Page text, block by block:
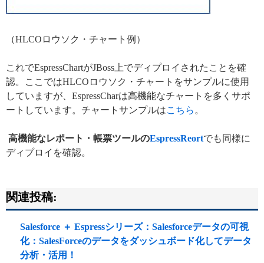
（HLCOロウソク・チャート例）
これでEspressChartがJBoss上でディプロイされたことを確
認。ここではHLCOロウソク・チャートをサンプルに使用
していますが、EspressCharは高機能なチャートを多くサポ
ートしています。チャートサンプルはこちら 。
高機能なレポート・帳票ツールのEspressReortでも同様に
ディプロイを確認。
関連投稿:
Salesforce ＋ Espressシリーズ：Salesforceデータの可視
化：SalesForceのデータをダッシュボード化してデータ
分析・活用！